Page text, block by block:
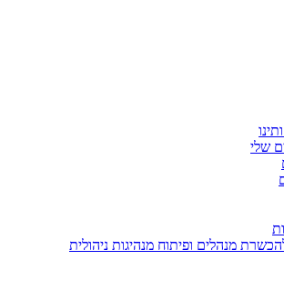
שלי
מנהלים ופיתוח מנהיגות ניהולית